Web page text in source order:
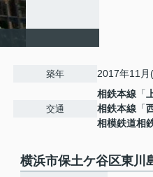
築年 2017年11月
交通
相鉄本線 「
相鉄本線 「
相模鉄道相
横浜市保土ケ谷区東川